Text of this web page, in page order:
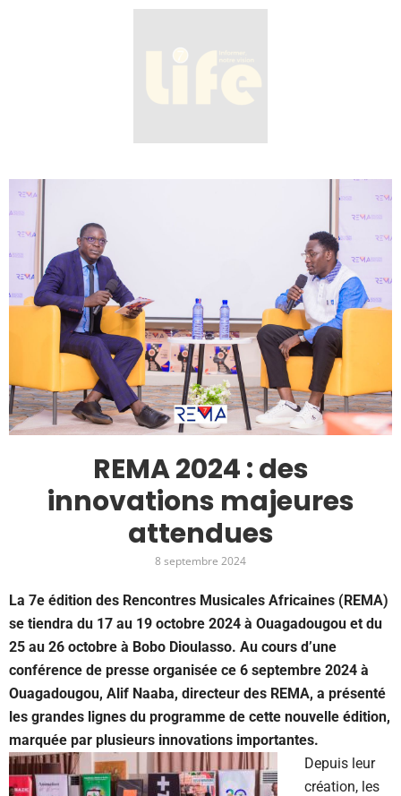
REMA 2024 : des
innovations majeures
attendues
8 septembre 2024
La 7e édition des Rencontres Musicales Africaines (REMA)
se tiendra du 17 au 19 octobre 2024 à Ouagadougou et du
25 au 26 octobre à Bobo Dioulasso. Au cours d’une
conférence de presse organisée ce 6 septembre 2024 à
Ouagadougou, Alif Naaba, directeur des REMA, a présenté
les grandes lignes du programme de cette nouvelle édition,
marquée par plusieurs innovations importantes.
Depuis leur
création, les